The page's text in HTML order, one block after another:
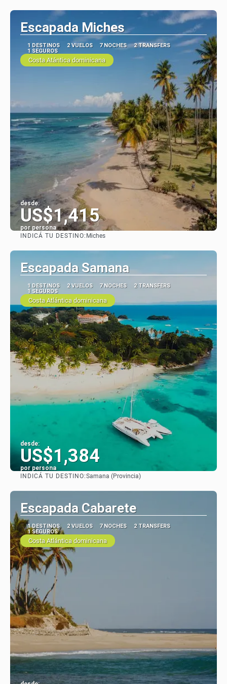
Escapada Miches
1 DESTINOS 2 VUELOS 7 NOCHES
2 TRANSFERS
1 SEGUROS
Costa Atántica dominicana
desde:
US$1,415
por persona
INDICÁ TU DESTINO: Miches
Escapada Samana
1 DESTINOS 2 VUELOS 7 NOCHES
2 TRANSFERS
1 SEGUROS
Costa Atlántica dominicana
desde:
US$1,384
por persona
Ver
INDICÁ TU DESTINO:Samana (Provincia)
Escapada Cabarete
1 DESTINOS 2 VUELOS 7 NOCHES
2 TRANSFERS
1 SEGUROS
Costa Atlántica dominicana